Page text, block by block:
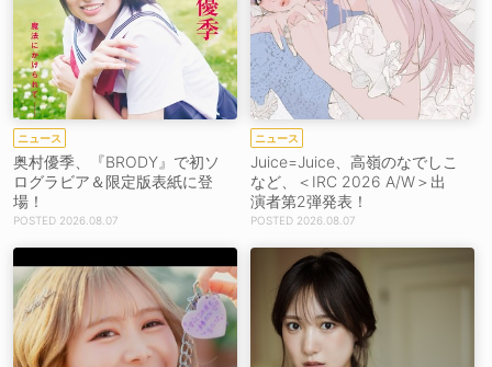
ニュース
奥村優季、『BRODY』で初ソ
ログラビア＆限定版表紙に登
場！
2026.08.07
ニュース
Juice=Juice、高嶺のなでしこ
など、＜IRC 2026 A/W＞出
演者第2弾発表！
2026.08.07